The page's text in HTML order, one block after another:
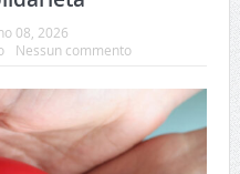
08, 2026
Nessun commento